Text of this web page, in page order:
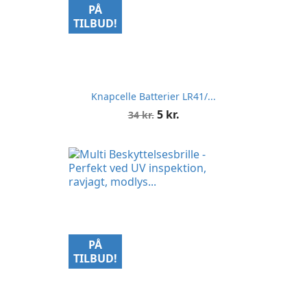
Knapcelle Batterier LR41/...
Normalpris
34 kr. Pris
5 kr.
PÅ
TILBUD!
PÅ
TILBUD!